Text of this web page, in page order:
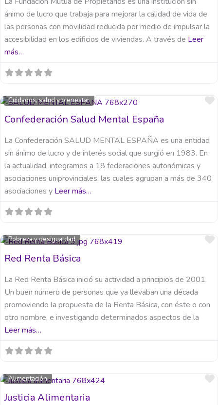
ánimo de lucro que trabaja para mejorar la calidad de vida de
las personas con movilidad reducida por medio de impulsar la
accesibilidad en los edificios de viviendas. A través de Leer
más…
Cuidados, salud y bienestar
Confederación Salud Mental España
La Confederación SALUD MENTAL ESPAÑA es una entidad
sin ánimo de lucro y de interés social que surgió en 1983. En
la actualidad, integramos a 18 federaciones autonómicas y
asociaciones uniprovinciales, las cuales agrupan a más de 340
asociaciones y Leer más…
Pobreza y desigualdad
Red Renta Básica
La Red Renta Básica inició su actividad a principios de 2001.
Un buen número de personas que ya llevaban una década
promoviendo la propuesta de la Renta Básica, con éste o con
otro nombre, e investigando determinados aspectos de la
Leer más…
Alimentación
Justicia Alimentaria